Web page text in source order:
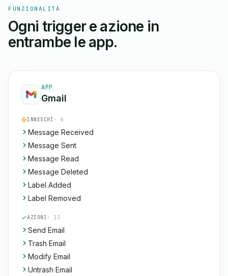
FUNZIONALITÀ
Ogni trigger e azione in
entrambe le app.
APP
Gmail
INNESCHI · 6
Message Received
Message Sent
Message Read
Message Deleted
Label Added
Label Removed
AZIONI · 13
Send Email
Trash Email
Modify Email
Untrash Email